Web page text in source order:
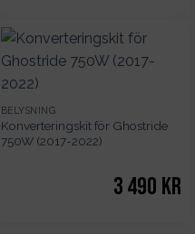
BELYSNING
Konverteringskit för Ghostride
750W (2017-2022)
3 490 kr